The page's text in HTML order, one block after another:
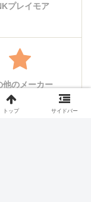
プレイモア
他のメーカー
トップ サイドバー